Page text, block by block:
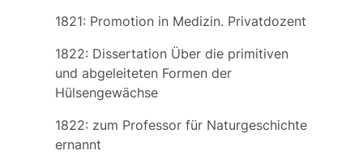
1821: Promotion in Medizin. Privatdozent
1822: Dissertation Über die primitiven
und abgeleiteten Formen der
Hülsengewächse
1822: zum Professor für Naturgeschichte
ernannt